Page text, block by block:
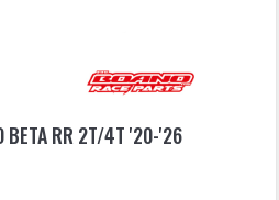
BETA RR 2T/4T '20-'26